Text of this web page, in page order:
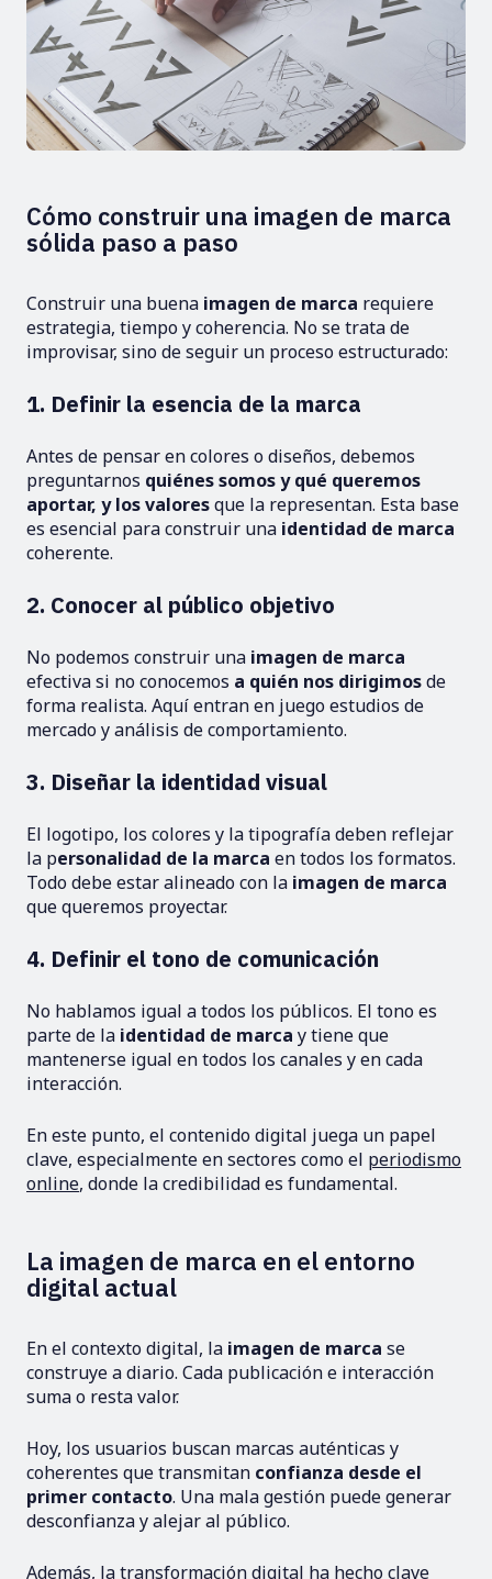
Cómo construir una imagen de marca
sólida paso a paso
Construir una buena imagen de marca requiere
estrategia, tiempo y coherencia. No se trata de
improvisar, sino de seguir un proceso estructurado:
1. Definir la esencia de la marca
Antes de pensar en colores o diseños, debemos
preguntarnos quiénes somos y qué queremos
aportar, y los valoresque la representan. Esta base
es esencial para construir una identidad de marca
coherente.
2. Conocer al público objetivo
No podemos construir una imagen de marca
efectiva si no conocemos a quién nos dirigimosde
forma realista. Aquí entran en juego estudios de
mercado y análisis de comportamiento.
3. Diseñar la identidad visual
El logotipo, los colores y la tipografía deben reflejar
la personalidad de la marca en todos los formatos.
Todo debe estar alineado con la imagen de marca
que queremos proyectar.
4. Definir el tono de comunicación
No hablamos igual a todos los públicos. El tono es
parte de la identidad de marca y tiene que
mantenerse igual en todos los canales y en cada
interacción.
En este punto, el contenido digital juega un papel
clave, especialmente en sectores como el periodismo
online, donde la credibilidad es fundamental.
La imagen de marca en el entorno
digital actual
En el contexto digital, la imagen de marca se
construye a diario. Cada publicación e interacción
suma o resta valor.
Hoy, los usuarios buscan marcas auténticas y
coherentes que transmitan confianza desde el
primer contacto. Una mala gestión puede generar
desconfianza y alejar al público.
Además, la transformación digital ha hecho clave